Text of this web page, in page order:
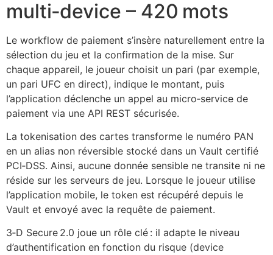
multi‑device – 420 mots
Le workflow de paiement s’insère naturellement entre la
sélection du jeu et la confirmation de la mise. Sur
chaque appareil, le joueur choisit un pari (par exemple,
un pari UFC en direct), indique le montant, puis
l’application déclenche un appel au micro‑service de
paiement via une API REST sécurisée.
La tokenisation des cartes transforme le numéro PAN
en un alias non réversible stocké dans un Vault certifié
PCI‑DSS. Ainsi, aucune donnée sensible ne transite ni ne
réside sur les serveurs de jeu. Lorsque le joueur utilise
l’application mobile, le token est récupéré depuis le
Vault et envoyé avec la requête de paiement.
3‑D Secure 2.0 joue un rôle clé : il adapte le niveau
d’authentification en fonction du risque (device